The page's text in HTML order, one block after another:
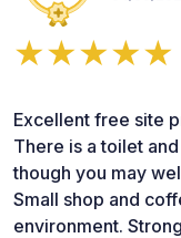
Excellent free site
There is a toilet
though you may
Small shop and
environment.